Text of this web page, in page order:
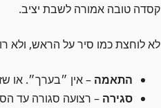
קסדה טובה אמורה לשבת יציב.
לא לוחצת כמו סיר על הראש, ולא
התאמה – אין ״בערך״. או
סגירה – רצועה סגורה עד